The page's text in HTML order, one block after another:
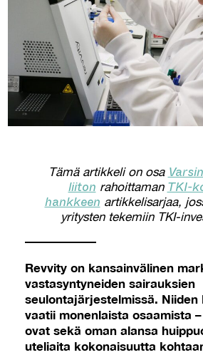
Tämä artikkeli on osa
liiton rahoittamanTKI-
hankkeen artikkelisarjaa,
yritysten tekemiin TKI-
Revvity on kansainvälinen
vastasyntyneiden sairauksien
seulontajärjestelmissä. Niiden
vaatii monenlaista osaamista
ovat sekä oman alansa
uteliaita kokonaisuutta